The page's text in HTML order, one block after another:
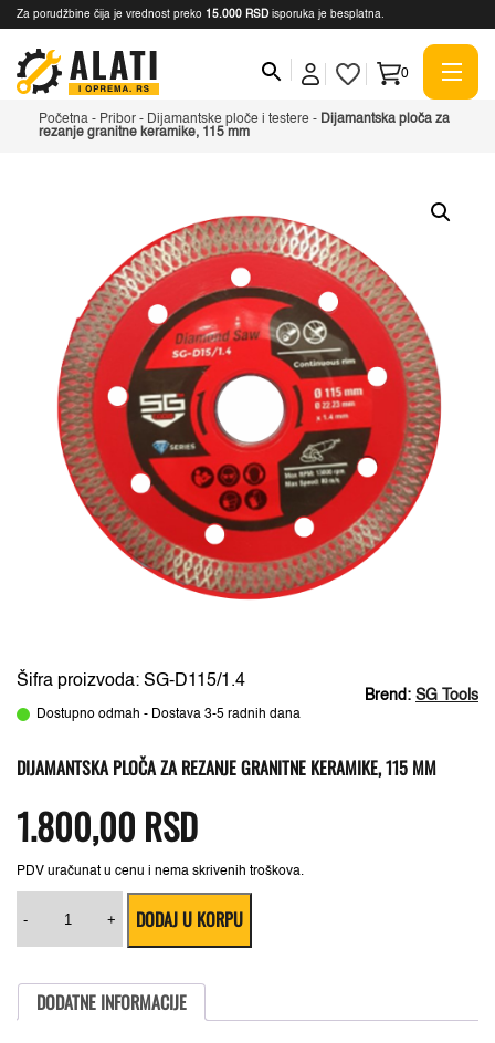
Za porudžbine čija je vrednost preko 15.000 RSD isporuka je besplatna.
0
Početna - Pribor - Dijamantske ploče i testere - Dijamantska ploča za
rezanje granitne keramike, 115 mm
Brend: SG Tools
Šifra proizvoda: SG-D115/1.4
Dostupno odmah - Dostava 3-5 radnih dana
DIJAMANTSKA PLOČA ZA REZANJE GRANITNE KERAMIKE, 115 MM
1.800,00 RSD
PDV uračunat u cenu i nema skrivenih troškova.
-
Dijamantska
ploča
rezanje
keramike,
115
+ DODAJ U KORPU
DODATNE INFORMACIJE